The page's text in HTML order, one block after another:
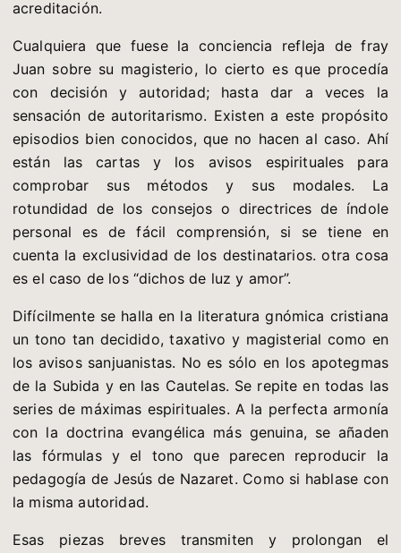
acreditación.
Cualquiera que fuese la conciencia refleja de fray
Juan sobre su magisterio, lo cierto es que procedía
con decisión y autoridad; hasta dar a veces la
sensación de autoritarismo. Existen a este propósito
episodios bien conocidos, que no hacen al caso. Ahí
están las cartas y los avisos espirituales para
comprobar sus métodos y sus modales. La
rotundidad de los consejos o directrices de índole
personal es de fácil comprensión, si se tiene en
cuenta la exclusividad de los destinatarios. otra cosa
es el caso de los “dichos de luz y amor”.
Difícilmente se halla en la literatura gnómica cristiana
un tono tan decidido, taxativo y magisterial como en
los avisos sanjuanistas. No es sólo en los apotegmas
de la Subida y en las Cautelas. Se repite en todas las
series de máximas espirituales. A la perfecta armonía
con la doctrina evangélica más genuina, se añaden
las fórmulas y el tono que parecen reproducir la
pedagogía de Jesús de Nazaret. Como si hablase con
la misma autoridad.
Esas piezas breves transmiten y prolongan el